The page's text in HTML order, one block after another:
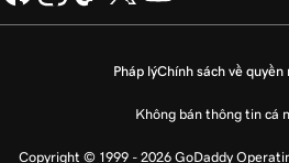
Pháp lýChính sách về quyền
Không bán thông tin cá
Copyright © 1999 - 2026 GoDaddy